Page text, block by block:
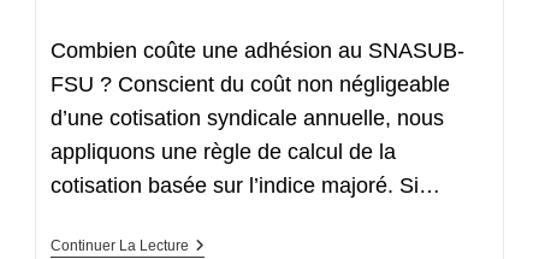
Combien coûte une adhésion au SNASUB-
FSU ? Conscient du coût non négligeable
d’une cotisation syndicale annuelle, nous
appliquons une règle de calcul de la
cotisation basée sur l’indice majoré. Si…
Continuer La Lecture Notre